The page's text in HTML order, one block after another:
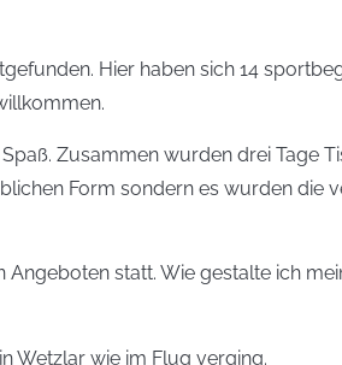
Hier haben sich 14
Zusammen wurden drei Tage
Form sondern es wurden
statt. Wie gestalte ich
Wetzlar wie im Flug verging.